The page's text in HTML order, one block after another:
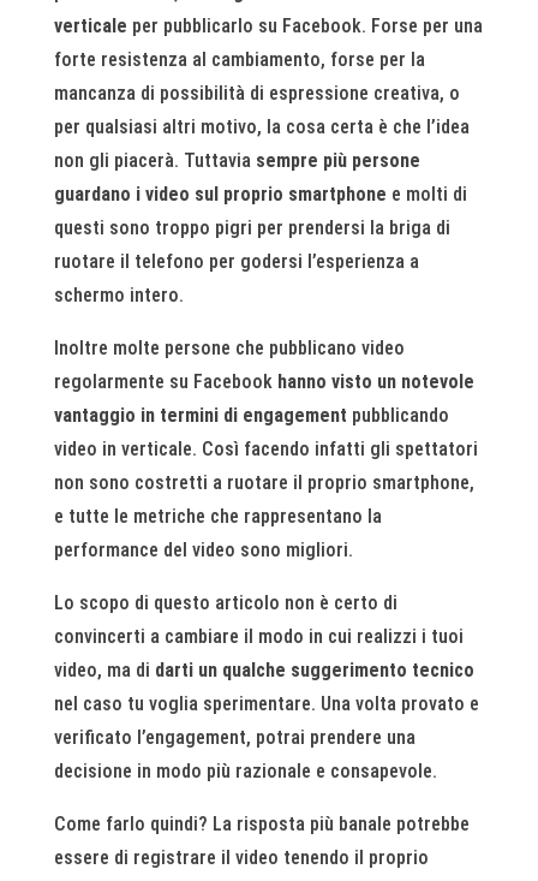
verticale per pubblicarlo su Facebook. Forse per una
forte resistenza al cambiamento, forse per la
mancanza di possibilità di espressione creativa, o
per qualsiasi altri motivo, la cosa certa è che l’idea
non gli piacerà. Tuttavia sempre più persone
guardano i video sul proprio smartphone e molti di
questi sono troppo pigri per prendersi la briga di
ruotare il telefono per godersi l’esperienza a
schermo intero.
Inoltre molte persone che pubblicano video
regolarmente su Facebook hanno visto un notevole
vantaggio in termini di engagement pubblicando
video in verticale. Così facendo infatti gli spettatori
non sono costretti a ruotare il proprio smartphone,
e tutte le metriche che rappresentano la
performance del video sono migliori.
Lo scopo di questo articolo non è certo di
convincerti a cambiare il modo in cui realizzi i tuoi
video, ma di darti un qualche suggerimento tecnico
nel caso tu voglia sperimentare. Una volta provato e
verificato l’engagement, potrai prendere una
decisione in modo più razionale e consapevole.
Come farlo quindi? La risposta più banale potrebbe
essere di registrare il video tenendo il proprio